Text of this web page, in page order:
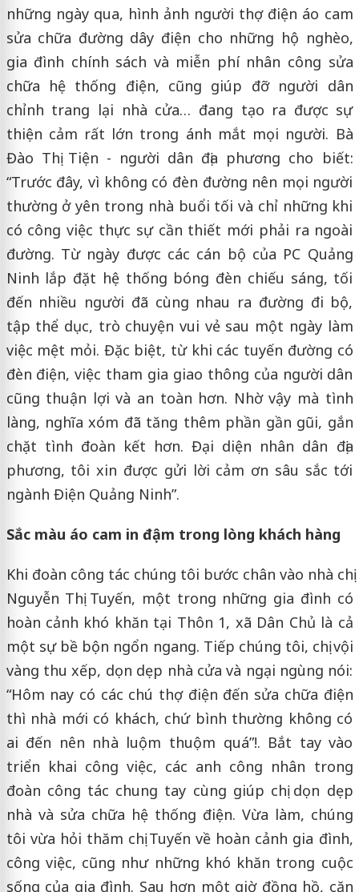
những ngày qua, hình ảnh người thợ điện áo cam
sửa chữa đường dây điện cho những hộ nghèo,
gia đình chính sách và miễn phí nhân công sửa
chữa hệ thống điện, cũng giúp đỡ người dân
chỉnh trang lại nhà cửa… đang tạo ra được sự
thiện cảm rất lớn trong ánh mắt mọi người. Bà
Đào Thị Tiện - người dân địa phương cho biết:
“Trước đây, vì không có đèn đường nên mọi người
thường ở yên trong nhà buổi tối và chỉ những khi
có công việc thực sự cần thiết mới phải ra ngoài
đường. Từ ngày được các cán bộ của PC Quảng
Ninh lắp đặt hệ thống bóng đèn chiếu sáng, tối
đến nhiều người đã cùng nhau ra đường đi bộ,
tập thể dục, trò chuyện vui vẻ sau một ngày làm
việc mệt mỏi. Đặc biệt, từ khi các tuyến đường có
đèn điện, việc tham gia giao thông của người dân
cũng thuận lợi và an toàn hơn. Nhờ vậy mà tình
làng, nghĩa xóm đã tăng thêm phần gần gũi, gắn
chặt tình đoàn kết hơn. Đại diện nhân dân địa
phương, tôi xin được gửi lời cảm ơn sâu sắc tới
ngành Điện Quảng Ninh”.
Sắc màu áo cam in đậm trong lòng khách hàng
Khi đoàn công tác chúng tôi bước chân vào nhà chị
Nguyễn Thị Tuyến, một trong những gia đình có
hoàn cảnh khó khăn tại Thôn 1, xã Dân Chủ là cả
một sự bề bộn ngổn ngang. Tiếp chúng tôi, chị vội
vàng thu xếp, dọn dẹp nhà cửa và ngại ngùng nói:
“Hôm nay có các chú thợ điện đến sửa chữa điện
thì nhà mới có khách, chứ bình thường không có
ai đến nên nhà luộm thuộm quá”!. Bắt tay vào
triển khai công việc, các anh công nhân trong
đoàn công tác chung tay cùng giúp chị dọn dẹp
nhà và sửa chữa hệ thống điện. Vừa làm, chúng
tôi vừa hỏi thăm chị Tuyến về hoàn cảnh gia đình,
công việc, cũng như những khó khăn trong cuộc
sống của gia đình. Sau hơn một giờ đồng hồ, căn